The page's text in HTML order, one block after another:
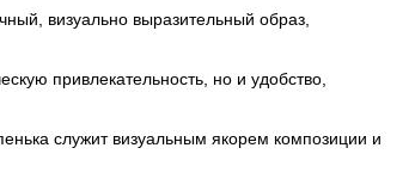
визуально выразительный образ,
привлекательность, но и удобство,
служит визуальным якорем композиции и